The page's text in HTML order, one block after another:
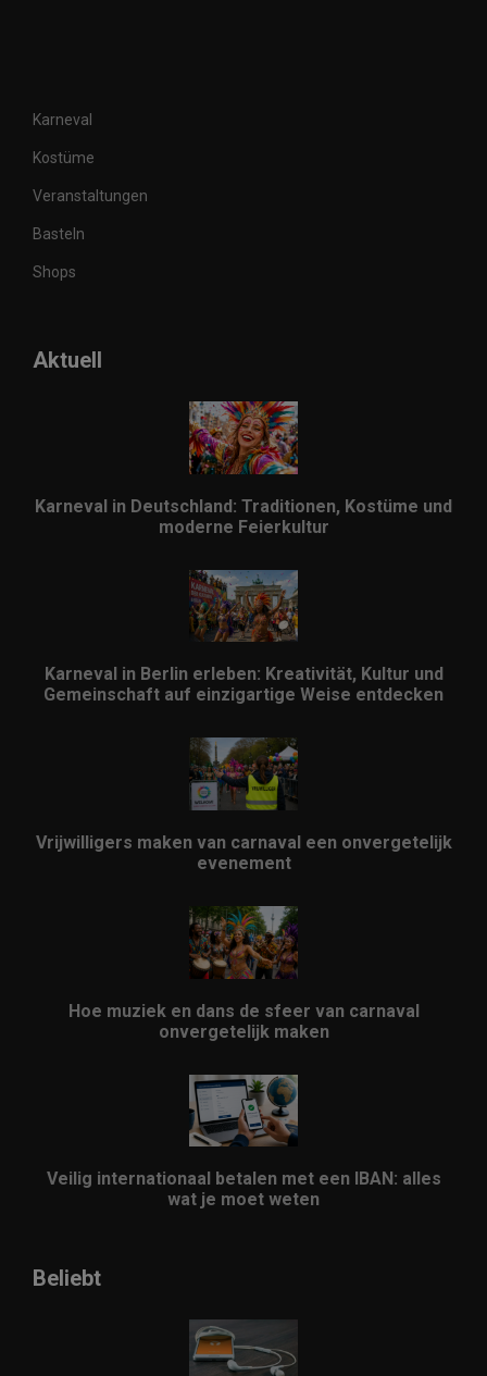
Karneval
Kostüme
Veranstaltungen
Basteln
Shops
Aktuell
Karneval in Deutschland: Traditionen, Kostüme und
moderne Feierkultur
Karneval in Berlin erleben: Kreativität, Kultur und
Gemeinschaft auf einzigartige Weise entdecken
Vrijwilligers maken van carnaval een onvergetelijk
evenement
Hoe muziek en dans de sfeer van carnaval
onvergetelijk maken
Veilig internationaal betalen met een IBAN: alles
wat je moet weten
Beliebt